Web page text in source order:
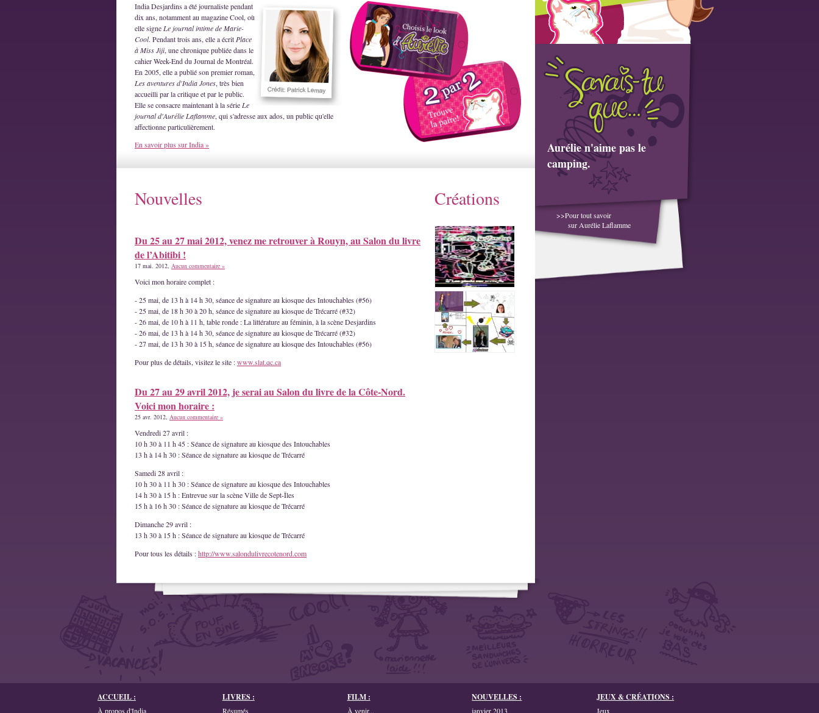
India Desjardins a été journaliste pendant
dix ans, notamment au magazine Cool, où
elle signe Le journal intime de Marie-
Cool. Pendant trois ans, elle a écrit Place
à Miss Jiji, une chronique publiée dans le
cahier Week-End du Journal de Montréal.
En 2005, elle a publié son premier roman,
Les aventures d'India Jones, très bien
accueilli par la critique et par le public.
Elle se consacre maintenant à la série Le
journal d'Aurélie Laflamme, qui s'adresse aux ados, un public qu'elle
affectionne particulièrement.
En savoir plus sur India »
Nouvelles
Du 25 au 27 mai 2012, venez me retrouver à Rouyn, au Salon du livre
de l’Abitibi !
17 mai. 2012, Aucun commentaire »
Voici mon horaire complet :
- 25 mai, de 13 h à 14 h 30, séance de signature au kiosque des Intouchables (#56)
- 25 mai, de 18 h 30 à 20 h, séance de signature au kiosque de Trécarré (#32)
- 26 mai, de 10 h à 11 h, table ronde : La littérature au féminin, à la scène Desjardins
- 26 mai, de 13 h à 14 h 30, séance de signature au kiosque de Trécarré (#32)
- 27 mai, de 13 h 30 à 15 h, séance de signature au kiosque des Intouchables (#56)
Pour plus de détails, visitez le site :www.slat.qc.ca
Du 27 au 29 avril 2012, je serai au Salon du livre de la Côte-Nord.
Voici mon horaire :
25 avr. 2012, Aucun commentaire »
Vendredi 27 avril :
10 h 30 à 11 h 45 : Séance de signature au kiosque des Intouchables
13 h à 14 h 30 : Séance de signature au kiosque de Trécarré
Samedi 28 avril :
10 h 30 à 11 h 30 : Séance de signature au kiosque des Intouchables
14 h 30 à 15 h : Entrevue sur la scène Ville de Sept-Îles
15 h à 16 h 30 : Séance de signature au kiosque de Trécarré
Dimanche 29 avril :
13 h 30 à 15 h : Séance de signature au kiosque de Trécarré
Pour tous les détails :http://www.salondulivrecotenord.com
Créations
Aurélie n'aime pas le
camping.
>>Pour tout savoir
sur Aurélie Laflamme
ACCUEIL :
À propos d'India
LIVRES :
Résumés
FILM :
À venir...
NOUVELLES :
janvier 2013
JEUX & CRÉATIONS :
Jeux